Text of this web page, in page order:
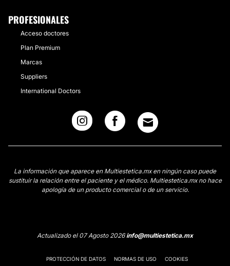
PROFESIONALES
Acceso doctores
Plan Premium
Marcas
Suppliers
International Doctors
La información que aparece en Multiestetica.mx en ningún caso puede
sustituir la relación entre el paciente y el médico. Multiestetica.mx no hace
apología de un producto comercial o de un servicio.
Actualizado el 07 Agosto 2026info@multiestetica.mx
PROTECCIÓN DE DATOS NORMAS DE USO COOKIES